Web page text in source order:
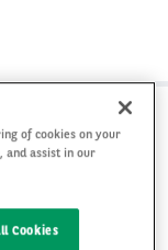
het zakelijke
te
of cookies on your
and assist in our
Cookies